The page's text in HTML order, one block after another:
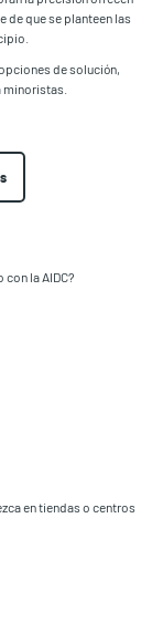
de que se planteen las
de solución,
minoristas.
la AIDC?
en tiendas o centros